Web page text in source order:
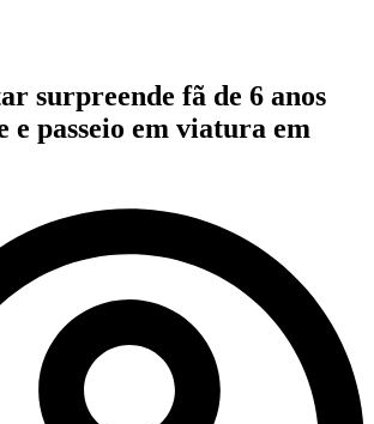
surpreende fã de 6 anos
e passeio em viatura em